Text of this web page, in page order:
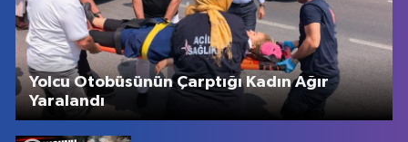
Yolcu Otobüsünün Çarptığı Kadın Ağır
Yaralandı